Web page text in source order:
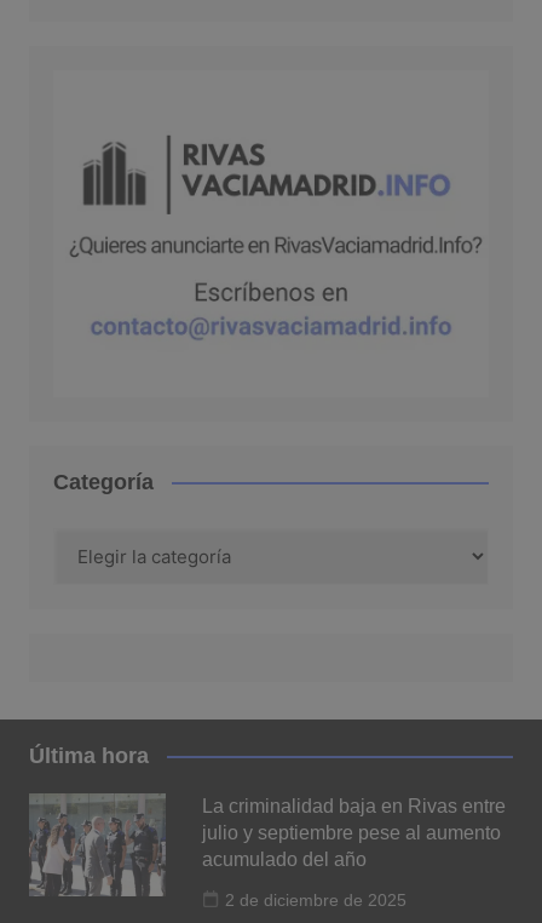
Categoría
Última hora
La criminalidad baja en Rivas entre
julio y septiembre pese al aumento
acumulado del año
2 de diciembre de 2025